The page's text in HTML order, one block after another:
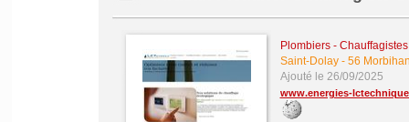
Plombiers -
Saint-Dolay- 56
Ajouté le 26/09/2025
www.energies-